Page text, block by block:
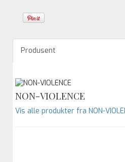
Produsent
NON-VIOLENCE
Vis alle produkter fra NON-